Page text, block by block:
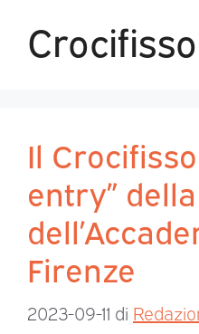
Il
entry”
Firenze
2023-09-11 di